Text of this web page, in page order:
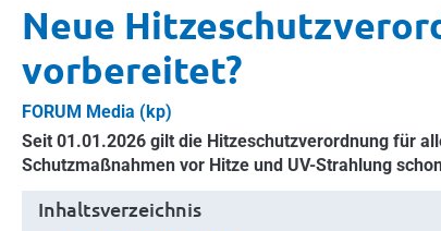
Neue
vorbereitet?
FORUM Media (kp)
Seit 01.01.2026 gilt die Hitzeschutzverordnung für
Schutzmaßnahmen vor Hitze und UV-Strahlung
Inhaltsverzeichnis